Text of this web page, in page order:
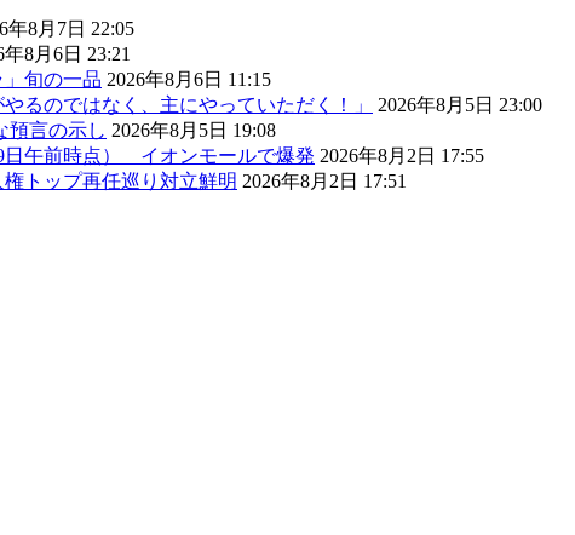
年8月7日 22:05
年8月6日 23:21
旬の一品 2026年8月6日 11:15
るのではなく、主にやっていただく！」
2026年8月5日 23:00
預言の示し 2026年8月5日 19:08
午前時点） イオンモールで爆発 2026年8月2日 17:55
トップ再任巡り対立鮮明 2026年8月2日 17:51